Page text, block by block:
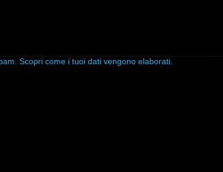
Scopri come i tuoi dati vengono elaborati.